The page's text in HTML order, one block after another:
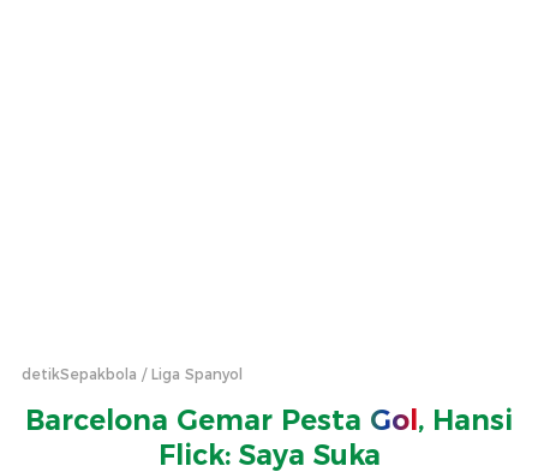
detikSepakbola Liga Spanyol
Barcelona Gemar Pesta Gol , Hansi
Flick: Saya Suka